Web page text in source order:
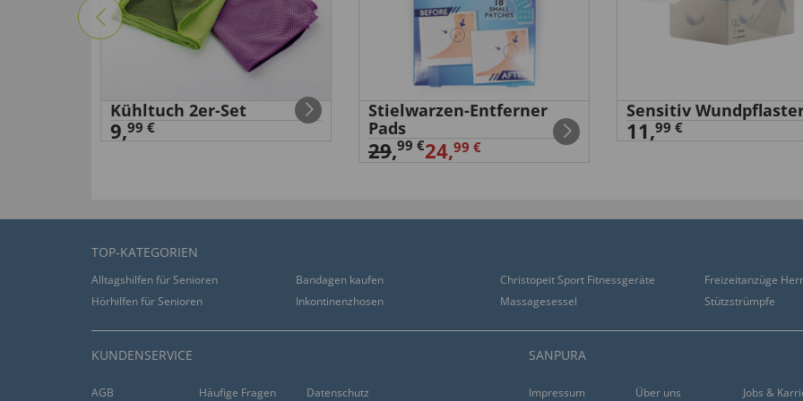
Kühltuch 2er-Set
9,99 €
Stielwarzen-Entferner
Pads
29,99 €24,99 €
Sensitiv
11,99 €
TOP-KATEGORIEN
Alltagshilfen für Senioren Bandagen kaufen Christopeit Sport Fitnessgeräte Freizeitanzüge
Hörhilfen für Senioren
Inkontinenzhosen Massagesessel Stützstrümpfe
KUNDENSERVICE
AGB Häufige Fragen Datenschutz
SANPURA
Impressum Über uns Jobs &